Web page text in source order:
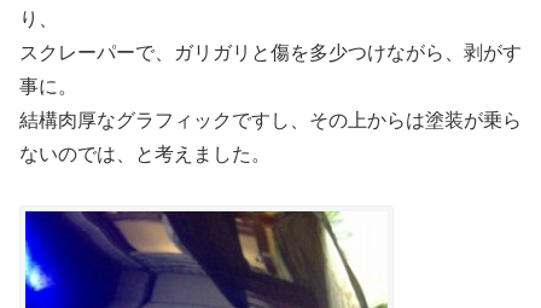
り、
スクレーパーで、ガリガリと傷を多少つけながら、剥がす
事に。
結構肉厚なグラフィックですし、その上からは塗装が乗ら
ないのでは、と考えました。